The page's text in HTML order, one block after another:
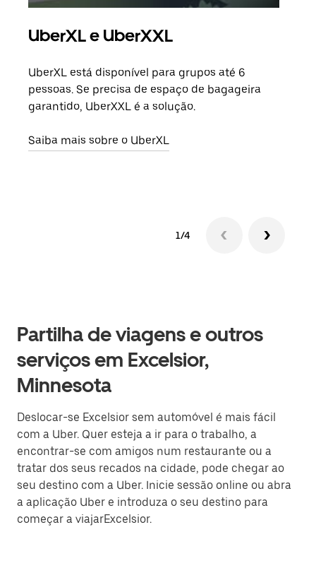
UberXL e UberXXL
UberXL está disponível para grupos até 6
pessoas. Se precisa de espaço de bagageira
garantido, UberXXL é a solução.
Saiba mais sobre o UberXL
1/4
Partilha de viagens e outros
serviços em Excelsior,
Minnesota
Deslocar-se Excelsior sem automóvel é mais fácil
com a Uber. Quer esteja a ir para o trabalho, a
encontrar-se com amigos num restaurante ou a
tratar dos seus recados na cidade, pode chegar ao
seu destino com a Uber. Inicie sessão online ou abra
a aplicação Uber e introduza o seu destino para
começar a viajarExcelsior.